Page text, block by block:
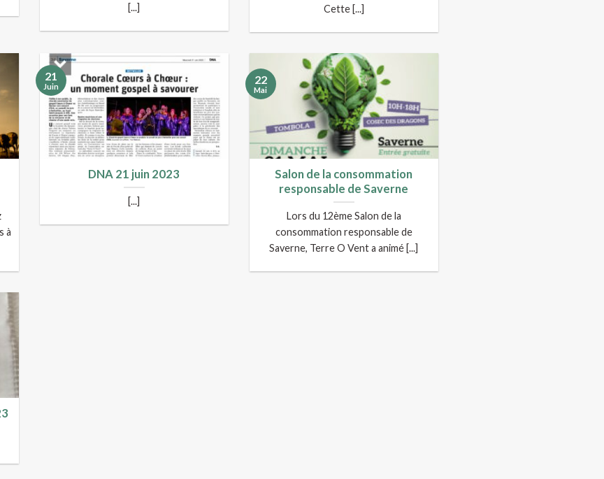
[...]
Cette [...]
à
DNA 21 juin 2023
[...]
21
Juin
Salon de la consommation
responsable de Saverne
Lors du 12ème Salon de la
consommation responsable de
Saverne, Terre O Vent a animé [...]
22
Mai